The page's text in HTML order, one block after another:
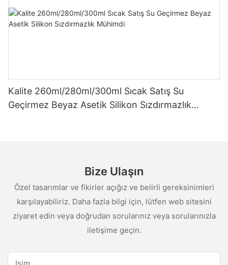
Kalite 260ml/280ml/300ml Sıcak Satış Su
Geçirmez Beyaz Asetik Silikon Sızdırmazlık
Bize Ulaşın
Özel tasarımlar ve fikirler açığız ve belirli gereksinimleri
karşılayabiliriz. Daha fazla bilgi için, lütfen web sitesini
ziyaret edin veya doğrudan sorularınız veya sorularınızla
iletişime geçin.
Isim